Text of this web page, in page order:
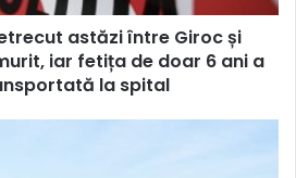
astăzi între Giroc și
iar fetița de doar 6 ani a
la spital